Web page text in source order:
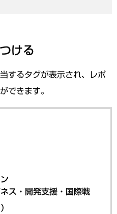
ける
するタグが表示され、レポ
できます。
ス・開発支援・国際戦